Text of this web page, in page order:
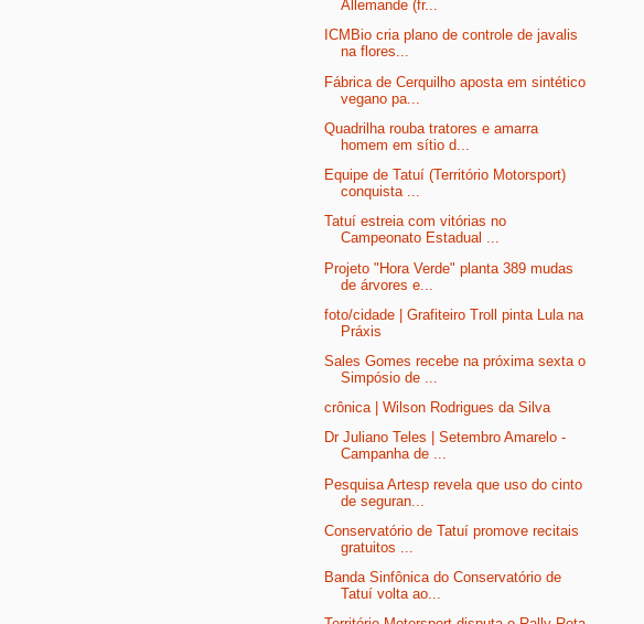
Allemande (fr...
ICMBio cria plano de controle de javalis
na flores...
Fábrica de Cerquilho aposta em sintético
vegano pa...
Quadrilha rouba tratores e amarra
homem em sítio d...
Equipe de Tatuí (Território Motorsport)
conquista ...
Tatuí estreia com vitórias no
Campeonato Estadual ...
Projeto "Hora Verde" planta 389 mudas
de árvores e...
foto/cidade | Grafiteiro Troll pinta Lula na
Práxis
Sales Gomes recebe na próxima sexta o
Simpósio de ...
crônica | Wilson Rodrigues da Silva
Dr Juliano Teles | Setembro Amarelo -
Campanha de ...
Pesquisa Artesp revela que uso do cinto
de seguran...
Conservatório de Tatuí promove recitais
gratuitos ...
Banda Sinfônica do Conservatório de
Tatuí volta ao...